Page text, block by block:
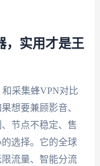
，实用才是王
采集蜂VPN对比
想要兼顾影音、
节点不稳定、售
选择。它的全球
流量、智能分流